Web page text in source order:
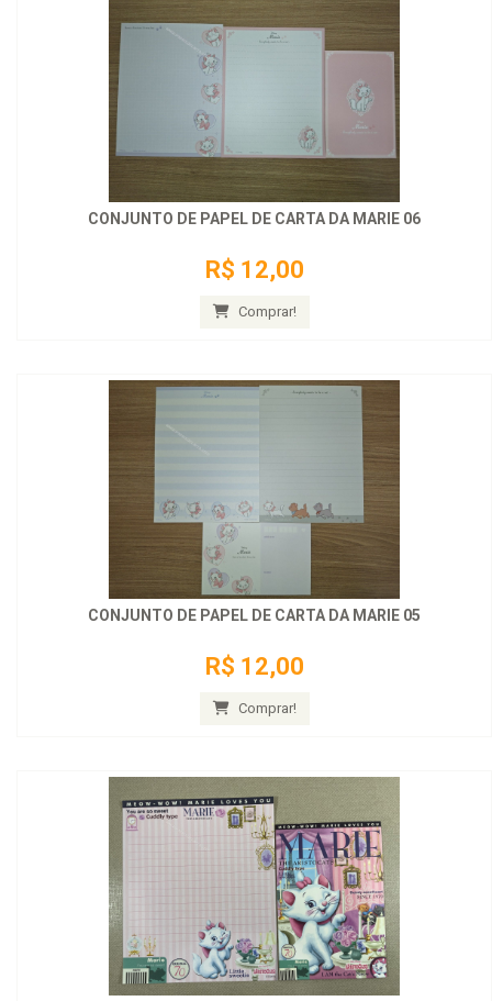
CONJUNTO DE PAPEL DE CARTA DA MARIE 06
R$ 12,00
Comprar!
CONJUNTO DE PAPEL DE CARTA DA MARIE 05
R$ 12,00
Comprar!